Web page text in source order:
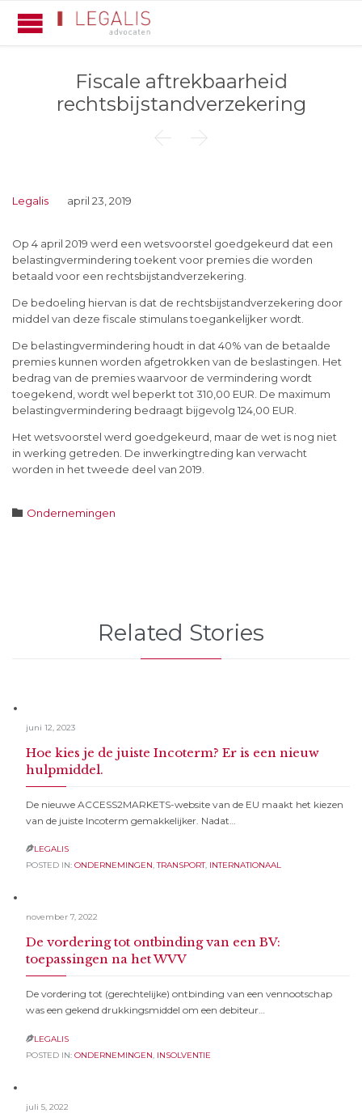
Fiscale aftrekbaarheid
rechtsbijstandverzekering
 
Legalis april 23, 2019
Op 4 april 2019 werd een wetsvoorstel goedgekeurd dat een
belastingvermindering toekent voor premies die worden
betaald voor een rechtsbijstandverzekering.
De bedoeling hiervan is dat de rechtsbijstandverzekering door
middel van deze fiscale stimulans toegankelijker wordt.
De belastingvermindering houdt in dat 40% van de betaalde
premies kunnen worden afgetrokken van de beslastingen. Het
bedrag van de premies waarvoor de vermindering wordt
toegekend, wordt wel beperkt tot 310,00 EUR. De maximum
belastingvermindering bedraagt bijgevolg 124,00 EUR.
Het wetsvoorstel werd goedgekeurd, maar de wet is nog niet
in werking getreden. De inwerkingtreding kan verwacht
worden in het tweede deel van 2019.
 Category
Ondernemingen
Related Stories
juni 12, 2023
Hoe kies je de juiste Incoterm? Er is een nieuw
hulpmiddel.
De nieuwe ACCESS2MARKETS-website van de EU maakt het kiezen
van de juiste Incoterm gemakkelijker. Nadat…
LEGALIS
POSTED IN: ONDERNEMINGEN,TRANSPORT, INTERNATIONAAL
november 7, 2022
De vordering tot ontbinding van een BV:
toepassingen na het WVV
De vordering tot (gerechtelijke) ontbinding van een vennootschap
was een gekend drukkingsmiddel om een debiteur…
LEGALIS
POSTED IN: ONDERNEMINGEN, INSOLVENTIE
juli 5, 2022